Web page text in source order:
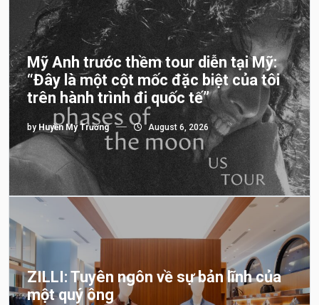
Mỹ Anh trước thềm tour diễn tại Mỹ:
“Đây là một cột mốc đặc biệt của tôi
trên hành trình đi quốc tế”
by Huyền My Trương August 6, 2026
ZILLI: Tuyên ngôn về sự bản lĩnh của
một quý ông